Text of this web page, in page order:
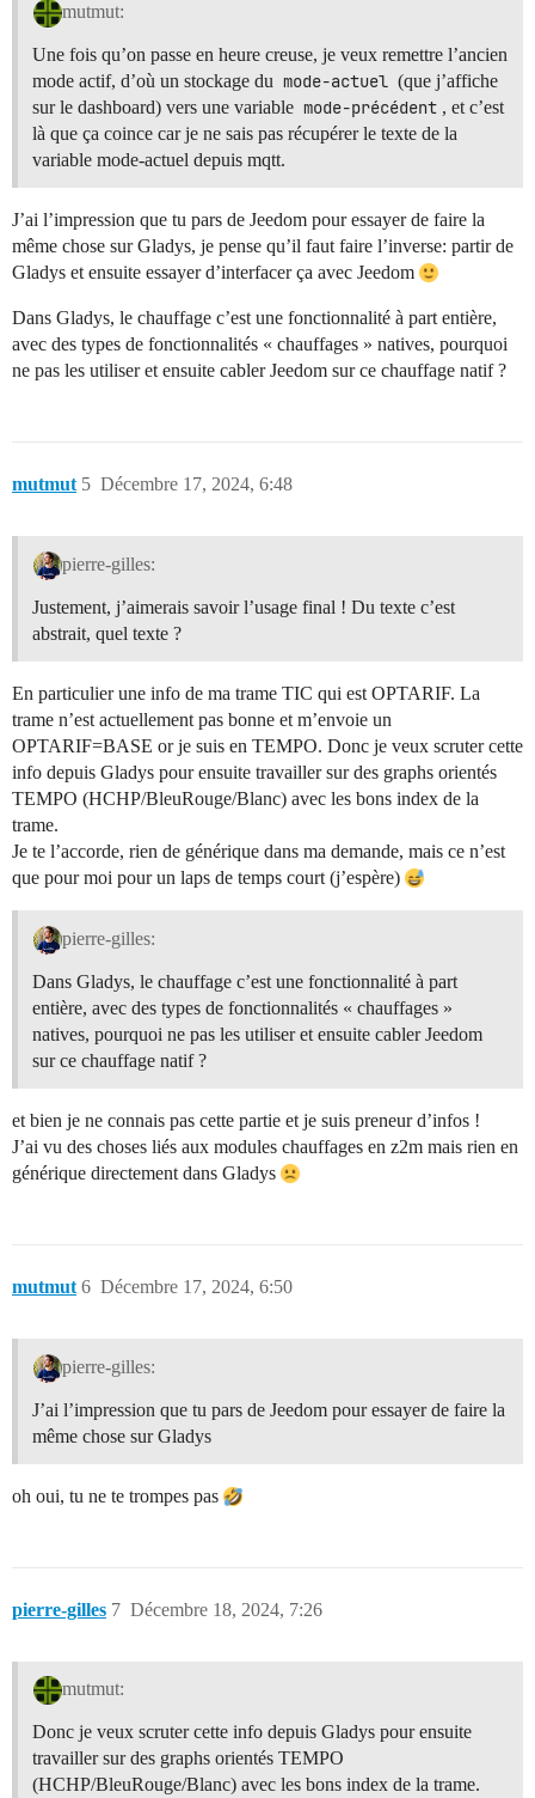
mutmut:
Une fois qu’on passe en heure creuse, je veux remettre l’ancien
mode actif, d’où un stockage du mode-actuel (que j’affiche
sur le dashboard) vers une variable mode-précédent , et c’est
là que ça coince car je ne sais pas récupérer le texte de la
variable mode-actuel depuis mqtt.
J’ai l’impression que tu pars de Jeedom pour essayer de faire la
même chose sur Gladys, je pense qu’il faut faire l’inverse: partir de
Gladys et ensuite essayer d’interfacer ça avec Jeedom
Dans Gladys, le chauffage c’est une fonctionnalité à part entière,
avec des types de fonctionnalités « chauffages » natives, pourquoi
ne pas les utiliser et ensuite cabler Jeedom sur ce chauffage natif ?
mutmut Décembre 17, 2024, 6:48
5
pierre-gilles:
Justement, j’aimerais savoir l’usage final ! Du texte c’est
abstrait, quel texte ?
En particulier une info de ma trame TIC qui est OPTARIF. La
trame n’est actuellement pas bonne et m’envoie un
OPTARIF=BASE or je suis en TEMPO. Donc je veux scruter cette
info depuis Gladys pour ensuite travailler sur des graphs orientés
TEMPO (HCHP/BleuRouge/Blanc) avec les bons index de la
trame.
Je te l’accorde, rien de générique dans ma demande, mais ce n’est
que pour moi pour un laps de temps court (j’espère)
pierre-gilles:
Dans Gladys, le chauffage c’est une fonctionnalité à part
entière, avec des types de fonctionnalités « chauffages »
natives, pourquoi ne pas les utiliser et ensuite cabler Jeedom
sur ce chauffage natif ?
et bien je ne connais pas cette partie et je suis preneur d’infos !
J’ai vu des choses liés aux modules chauffages en z2m mais rien en
générique directement dans Gladys
mutmut Décembre 17, 2024, 6:50
6
pierre-gilles:
J’ai l’impression que tu pars de Jeedom pour essayer de faire la
même chose sur Gladys
oh oui, tu ne te trompes pas
pierre-gilles Décembre 18, 2024, 7:26
7
mutmut:
Donc je veux scruter cette info depuis Gladys pour ensuite
travailler sur des graphs orientés TEMPO
(HCHP/BleuRouge/Blanc) avec les bons index de la trame.